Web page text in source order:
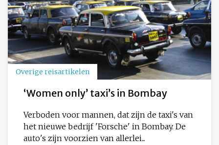
Overige reisartikelen
‘Women only’ taxi’s in Bombay
Verboden voor mannen, dat zijn de taxi's van
het nieuwe bedrijf 'Forsche' in Bombay. De
auto's zijn voorzien van allerlei...